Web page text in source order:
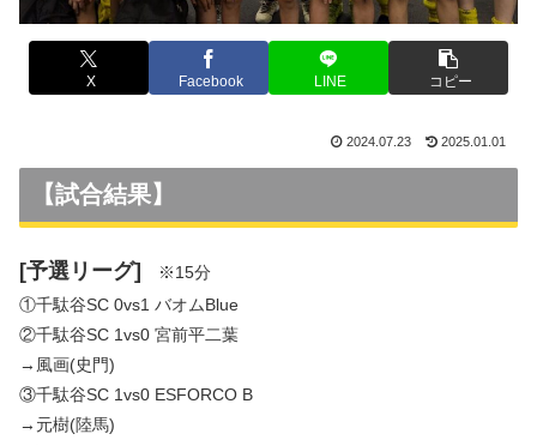
X Facebook LINE コピー
2024.07.23 2025.01.01
【試合結果】
[予選リーグ]
※15分
①千駄谷SC 0vs1 バオムBlue
②千駄谷SC 1vs0 宮前平二葉
→風画(史門)
③千駄谷SC 1vs0 ESFORCO B
→元樹(陸馬)